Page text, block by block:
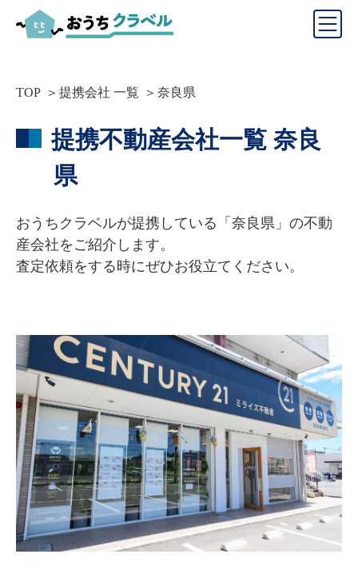
TOP 提携会社 一覧 奈良県
提携不動産会社一覧 奈良
県
おうちクラベルが提携している「 奈良県 」の不動
産会社をご紹介します。
査定依頼をする時にぜひお役立てください。